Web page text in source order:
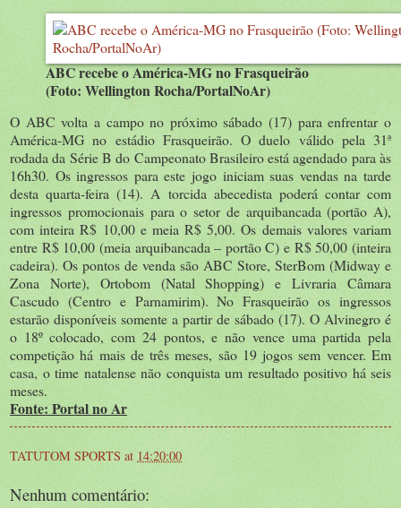
ABC recebe o América-MG no Frasqueirão
(Foto: Wellington Rocha/PortalNoAr)
O ABC volta a campo no próximo sábado (17) para enfrentar o
América-MG no estádio Frasqueirão. O duelo válido pela 31ª
rodada da Série B do Campeonato Brasileiro está agendado para às
16h30. Os ingressos para este jogo iniciam suas vendas na tarde
desta quarta-feira (14). A torcida abecedista poderá contar com
ingressos promocionais para o setor de arquibancada (portão A),
com inteira R$ 10,00 e meia R$ 5,00. Os demais valores variam
entre R$ 10,00 (meia arquibancada – portão C) e R$ 50,00 (inteira
cadeira). Os pontos de venda são ABC Store, SterBom (Midway e
Zona Norte), Ortobom (Natal Shopping) e Livraria Câmara
Cascudo (Centro e Parnamirim). No Frasqueirão os ingressos
estarão disponíveis somente a partir de sábado (17). O Alvinegro é
o 18º colocado, com 24 pontos, e não vence uma partida pela
competição há mais de três meses, são 19 jogos sem vencer. Em
casa, o time natalense não conquista um resultado positivo há seis
meses.
Fonte: Portal no Ar
TATUTOM SPORTS at 14:20:00
Nenhum comentário: